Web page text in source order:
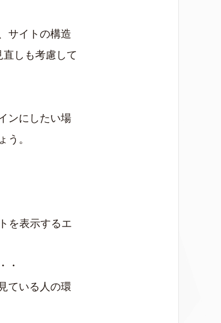
サイトの構造
しも考慮して
ンにしたい場
う。
を表示するエ
・
ている人の環